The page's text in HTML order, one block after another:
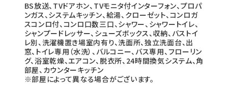
BS放送、TVドアホン、TVモニタ付インターフォン、プロパ
ンガス、システムキッチン、給湯、クローゼット、コンロガ
スコンロ付、コンロ口数三口、シャワー、シャワートイレ、
シャンプードレッサー、シューズボックス、収納、バストイ
レ別、洗濯機置き場室内有り、洗面所、独立洗面台、出
窓、トイレ専用（水洗）、バルコニー、バス専用、フローリン
グ、浴室乾燥、エアコン、脱衣所、24時間換気システム、角
部屋、カウンターキッチン
※部屋によって異なる場合がございます。